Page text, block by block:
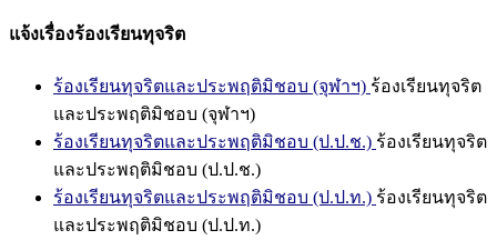
แจ้งเรื่องร้องเรียนทุจริต
ร้องเรียนทุจริตและประพฤติมิชอบ (จุฬาฯ) ร้องเรียนทุจริต
และประพฤติมิชอบ (จุฬาฯ)
ร้องเรียนทุจริตและประพฤติมิชอบ (ป.ป.ช.) ร้องเรียนทุจริต
และประพฤติมิชอบ (ป.ป.ช.)
ร้องเรียนทุจริตและประพฤติมิชอบ (ป.ป.ท.) ร้องเรียนทุจริต
และประพฤติมิชอบ (ป.ป.ท.)